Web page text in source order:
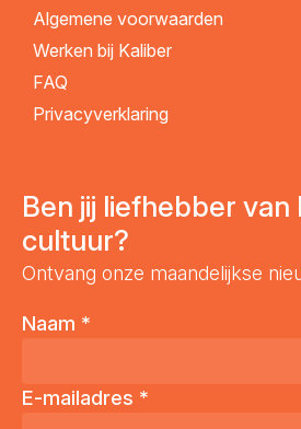
Algemene voorwaarden
Werken bij Kaliber
FAQ
Privacyverklaring
Ben jij liefhebber van
cultuur?
Ontvang onze maandelijkse
Naam *
E-mailadres *